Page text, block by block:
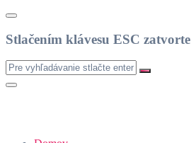
Stlačením klávesu ESC zatvorte